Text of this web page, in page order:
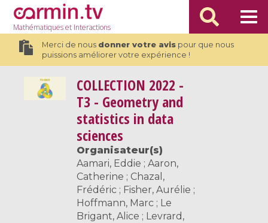
Mathématiqueset Interactions
Merci de nous donner votre avispour que nous
puissions améliorer votre expérience !
COLLECTION 2022 -
T3 - Geometry and
statistics in data
sciences
Organisateur(s)
Aamari, Eddie ; Aaron,
Catherine ; Chazal,
Frédéric ; Fisher, Aurélie ;
Hoffmann, Marc ; Le
Brigant, Alice ; Levrard,